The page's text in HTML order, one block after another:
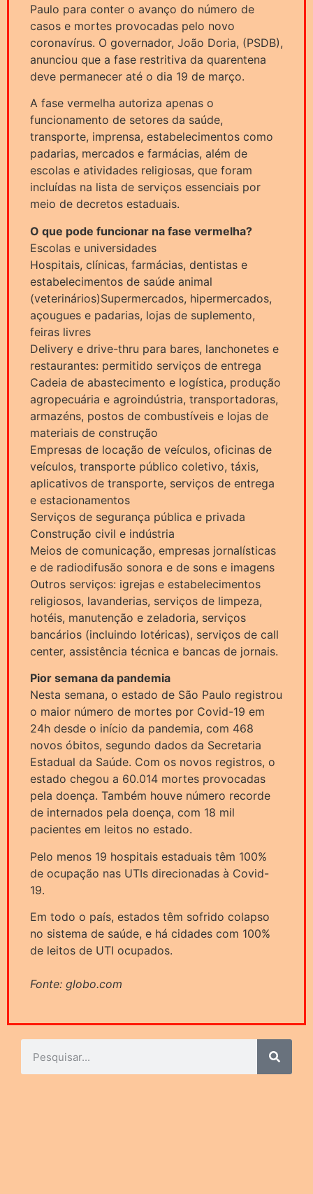
Paulo para conter o avanço do número de
casos e mortes provocadas pelo novo
coronavírus. O governador, João Doria, (PSDB),
anunciou que a fase restritiva da quarentena
deve permanecer até o dia 19 de março.
A fase vermelha autoriza apenas o
funcionamento de setores da saúde,
transporte, imprensa, estabelecimentos como
padarias, mercados e farmácias, além de
escolas e atividades religiosas, que foram
incluídas na lista de serviços essenciais por
meio de decretos estaduais.
O que pode funcionar na fase vermelha?
Escolas e universidades
Hospitais, clínicas, farmácias, dentistas e
estabelecimentos de saúde animal
(veterinários)Supermercados, hipermercados,
açougues e padarias, lojas de suplemento,
feiras livres
Delivery e drive-thru para bares, lanchonetes e
restaurantes: permitido serviços de entrega
Cadeia de abastecimento e logística, produção
agropecuária e agroindústria, transportadoras,
armazéns, postos de combustíveis e lojas de
materiais de construção
Empresas de locação de veículos, oficinas de
veículos, transporte público coletivo, táxis,
aplicativos de transporte, serviços de entrega
e estacionamentos
Serviços de segurança pública e privada
Construção civil e indústria
Meios de comunicação, empresas jornalísticas
e de radiodifusão sonora e de sons e imagens
Outros serviços: igrejas e estabelecimentos
religiosos, lavanderias, serviços de limpeza,
hotéis, manutenção e zeladoria, serviços
bancários (incluindo lotéricas), serviços de call
center, assistência técnica e bancas de jornais.
Pior semana da pandemia
Nesta semana, o estado de São Paulo registrou
o maior número de mortes por Covid-19 em
24h desde o início da pandemia, com 468
novos óbitos, segundo dados da Secretaria
Estadual da Saúde. Com os novos registros, o
estado chegou a 60.014 mortes provocadas
pela doença. Também houve número recorde
de internados pela doença, com 18 mil
pacientes em leitos no estado.
Pelo menos 19 hospitais estaduais têm 100%
de ocupação nas UTIs direcionadas à Covid-
19.
Em todo o país, estados têm sofrido colapso
no sistema de saúde, e há cidades com 100%
de leitos de UTI ocupados.
Fonte: globo.com